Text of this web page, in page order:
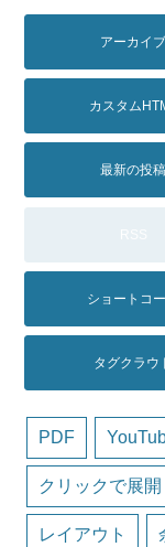
アーカイブ
カスタム
最新の投稿
ショートコ
タグクラウ
PDF
クリックで展開
レイアウト